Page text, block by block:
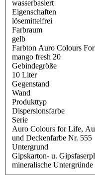
wasserbasiert
Eigenschaften
lösemittelfrei
Farbraum
gelb
Farbton Auro Colours
mango fresh 20
Gebindegröße
10 Liter
Gegenstand
Wand
Produkttyp
Dispersionsfarbe
Serie
Auro Colours for Life,
und Deckenfarbe Nr. 555
Untergrund
Gipskarton- u.
mineralische Untergründe